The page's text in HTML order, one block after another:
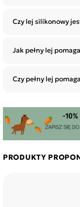
Czy lej silikonowy
Jak pełny lej
Czy pełny lej
PRODUKTY